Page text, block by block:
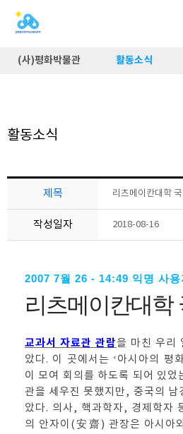
(사)평화박물관 활동소식
활동소식
제목 리츠메이칸대학
작성일자 2018-08-16
2007 7월 26 - 14:49 익명 사용
리츠메이칸대학
교과서 자료관 관람을 마친 우리
았다. 이 곳에서는 ‘아시아의 평
이 모여 회의를 하도록 되어 있
관을 세우진 못했지만, 중국의
았다. 의사, 핵과학자, 경제학자
의 안자이(安齋) 관장은 아시아